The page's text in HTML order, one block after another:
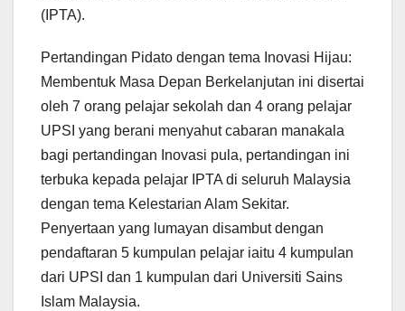
(IPTA).
Pertandingan Pidato dengan tema Inovasi Hijau:
Membentuk Masa Depan Berkelanjutan ini disertai
oleh 7 orang pelajar sekolah dan 4 orang pelajar
UPSI yang berani menyahut cabaran manakala
bagi pertandingan Inovasi pula, pertandingan ini
terbuka kepada pelajar IPTA di seluruh Malaysia
dengan tema Kelestarian Alam Sekitar.
Penyertaan yang lumayan disambut dengan
pendaftaran 5 kumpulan pelajar iaitu 4 kumpulan
dari UPSI dan 1 kumpulan dari Universiti Sains
Islam Malaysia.